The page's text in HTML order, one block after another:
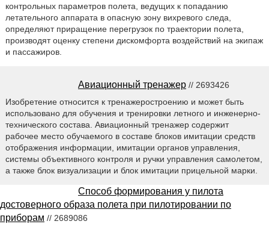
контрольных параметров полета, ведущих к попаданию
летательного аппарата в опасную зону вихревого следа,
определяют приращение перегрузок по траектории полета,
производят оценку степени дискомфорта воздействий на экипаж
и пассажиров.
Авиационный тренажер // 2693426
Изобретение относится к тренажеростроению и может быть
использовано для обучения и тренировки летного и инженерно-
технического состава. Авиационный тренажер содержит
рабочее место обучаемого в составе блоков имитации средств
отображения информации, имитации органов управления,
системы объективного контроля и ручки управления самолетом,
а также блок визуализации и блок имитации прицельной марки.
Способ формирования у пилота
достоверного образа полета при пилотировании по
приборам // 2689086